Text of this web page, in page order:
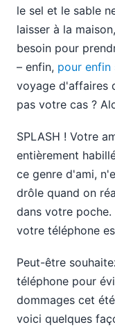
le sel et le sable
laisser à la
besoin pour
– enfin, pour enfin
voyage d'affaires
pas votre cas ?
SPLASH ! Votre
entièrement
ce genre d'ami,
drôle quand on
dans votre
votre téléphone
Peut-être
téléphone pour
dommages cet
voici quelques